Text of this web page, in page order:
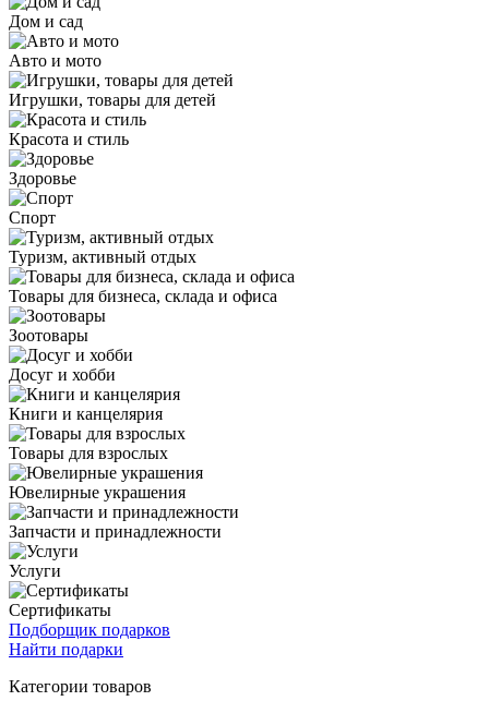
Дом и сад
Авто и мото
Игрушки, товары для детей
Красота и стиль
Здоровье
Спорт
Туризм, активный отдых
Товары для бизнеса, склада и офиса
Зоотовары
Досуг и хобби
Книги и канцелярия
Товары для взрослых
Ювелирные украшения
Запчасти и принадлежности
Услуги
Сертификаты
Подборщик подарков
Найти подарки
Категории товаров